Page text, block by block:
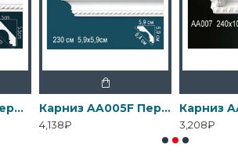
Карниз AA005 Перфект Карниз AA005F Перфект
4,138₽ 3,208₽